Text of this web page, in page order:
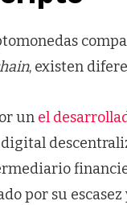
, existen
un el
por su